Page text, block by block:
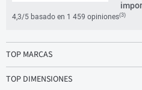
4,3/5 basado en 1 459 opiniones(3)
TOP MARCAS
TOP DIMENSIONES